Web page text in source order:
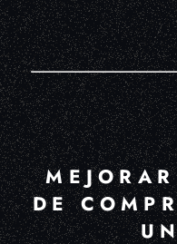
DE